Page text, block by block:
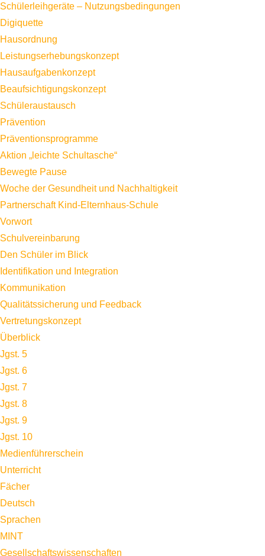
Schülerleihgeräte – Nutzungsbedingungen
Digiquette
Hausordnung
Leistungserhebungskonzept
Hausaufgabenkonzept
Beaufsichtigungskonzept
Schüleraustausch
Prävention
Präventionsprogramme
Aktion „leichte Schultasche“
Bewegte Pause
Woche der Gesundheit und Nachhaltigkeit
Partnerschaft Kind-Elternhaus-Schule
Vorwort
Schulvereinbarung
Den Schüler im Blick
Identifikation und Integration
Kommunikation
Qualitätssicherung und Feedback
Vertretungskonzept
Überblick
Jgst. 5
Jgst. 6
Jgst. 7
Jgst. 8
Jgst. 9
Jgst. 10
Medienführerschein
Unterricht
Fächer
Deutsch
Sprachen
MINT
Gesellschaftswissenschaften